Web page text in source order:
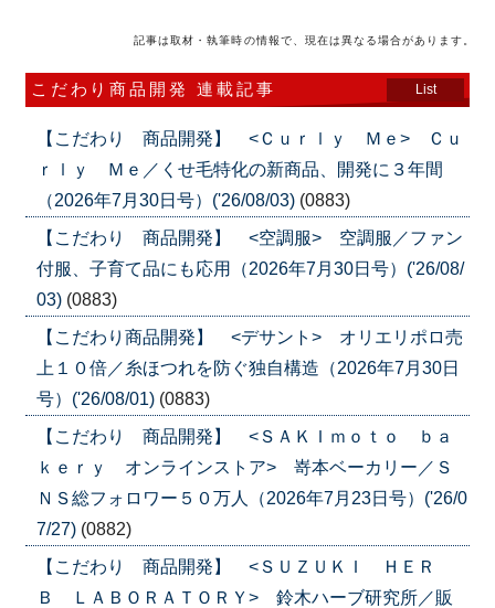
記事は取材・執筆時の情報で、現在は異なる場合があります。
こだわり商品開発 連載記事 List
【こだわり 商品開発】 <Ｃｕｒｌｙ Ｍｅ> Ｃｕ
ｒｌｙ Ｍｅ／くせ毛特化の新商品、開発に３年間
（2026年7月30日号）('26/08/03) (0883)
【こだわり 商品開発】 <空調服> 空調服／ファン
付服、子育て品にも応用（2026年7月30日号）('26/08/
03) (0883)
【こだわり商品開発】 <デサント> オリエリポロ売
上１０倍／糸ほつれを防ぐ独自構造（2026年7月30日
号）('26/08/01) (0883)
【こだわり 商品開発】 <ＳＡＫＩｍｏｔｏ ｂａ
ｋｅｒｙ オンラインストア> 嵜本ベーカリー／Ｓ
ＮＳ総フォロワー５０万人（2026年7月23日号）('26/0
7/27) (0882)
【こだわり 商品開発】 <ＳＵＺＵＫＩ ＨＥＲ
Ｂ ＬＡＢＯＲＡＴＯＲＹ> 鈴木ハーブ研究所／販